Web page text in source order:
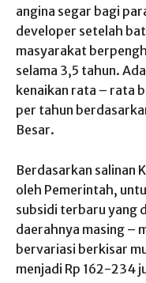
angina segar bagi
developer setelah
masyarakat
selama 3,5 tahun.
kenaikan rata – rata
per tahun
Besar.
Berdasarkan salinan
oleh Pemerintah,
subsidi terbaru yang
daerahnya masing –
bervariasi berkisar
menjadi Rp 162-234